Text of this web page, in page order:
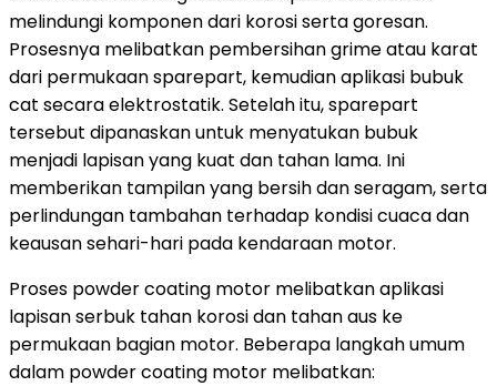
melindungi komponen dari korosi serta goresan.
Prosesnya melibatkan pembersihan grime atau karat
dari permukaan sparepart, kemudian aplikasi bubuk
cat secara elektrostatik. Setelah itu, sparepart
tersebut dipanaskan untuk menyatukan bubuk
menjadi lapisan yang kuat dan tahan lama. Ini
memberikan tampilan yang bersih dan seragam, serta
perlindungan tambahan terhadap kondisi cuaca dan
keausan sehari-hari pada kendaraan motor.
Proses powder coating motor melibatkan aplikasi
lapisan serbuk tahan korosi dan tahan aus ke
permukaan bagian motor. Beberapa langkah umum
dalam powder coating motor melibatkan: